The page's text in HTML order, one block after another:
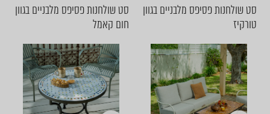
סט שולחנות פסיפס מלבניים בגוון
טורקיז
סט שולחנות פסיפס מלבניים בגוון
חום קאמל